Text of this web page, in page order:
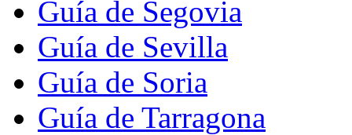
Guía de Segovia
Guía de Sevilla
Guía de Soria
Guía de Tarragona